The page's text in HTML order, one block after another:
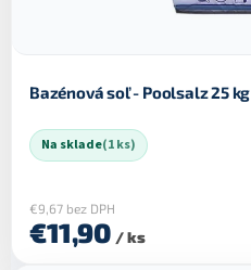
Bazénová soľ - Poolsalz 25 kg
Na sklade(1 ks)
€9,67 bez DPH
€11,90 / ks